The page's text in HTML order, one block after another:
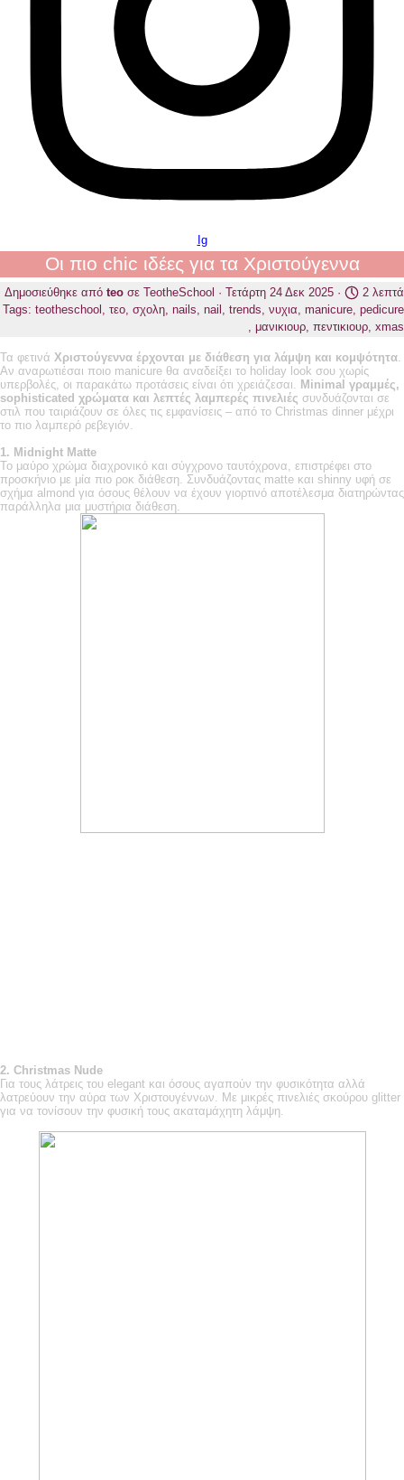
Ig
Οι πιο chic ιδέες για τα Χριστούγεννα
Δημοσιεύθηκε απόteo σεTeotheSchool · Τετάρτη 24 Δεκ 2025 ·
2 λεπτά
Tags: teotheschool , τεο, σχολη, nails, nail , trends, νυχια, manicure, pedicure
, μανικιουρ, πεντικιουρ, xmas
Τα φετινά Χριστούγεννα έρχονται με διάθεση για λάμψη και κομψότητα.
Αν αναρωτιέσαι ποιο manicure θα αναδείξει το holiday look σου χωρίς
υπερβολές, οι παρακάτω προτάσεις είναι ότι χρειάζεσαι. Minimal γραμμές,
sophisticated χρώματα και λεπτές λαμπερές πινελιές συνδυάζονται σε
στιλ που ταιριάζουν σε όλες τις εμφανίσεις – από το Christmas dinner μέχρι
το πιο λαμπερό ρεβεγιόν.
1. Midnight Matte
Το μαύρο χρώμα διαχρονικό και σύγχρονο ταυτόχρονα, επιστρέφει στο
προσκήνιο με μία πιο ροκ διάθεση. Συνδυάζοντας matte και shinny υφή σε
σχήμα almond για όσους θέλουν να έχουν γιορτινό αποτέλεσμα διατηρώντας
παράλληλα μια μυστήρια διάθεση.
2. Christmas Nude
Για τους λάτρεις του elegant και όσους αγαπούν την φυσικότητα αλλά
λατρεύουν την αύρα των Χριστουγέννων. Με μικρές πινελιές σκούρου glitter
για να τονίσουν την φυσική τους ακαταμάχητη λάμψη.